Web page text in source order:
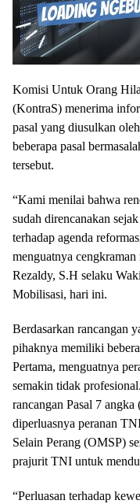
Komisi Untuk Orang
(KontraS) menerima
pasal yang diusulkan
beberapa pasal
tersebut.
“Kami menilai bahwa
sudah direncanakan
terhadap agenda
menguatnya
Rezaldy, S.H selaku
Mobilisasi, hari ini.
Berdasarkan rancangan
pihaknya memiliki
Pertama, menguatnya
semakin tidak
rancangan Pasal 7
diperluasnya peranan
Selain Perang (OMSP)
prajurit TNI untuk
“Perluasan terhadap